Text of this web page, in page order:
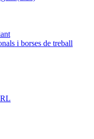
i borses de treball